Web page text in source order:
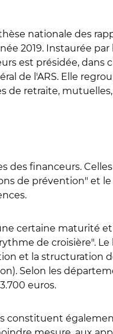
nationale des
2019. Instaurée par
est présidée, dans
de l'ARS. Elle
de retraite,
des financeurs.
de prévention" et
certaine maturité
de croisière". Le
et la structuration
Selon les
euros.
constituent